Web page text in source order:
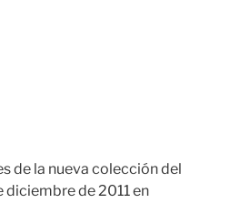
de la nueva colección del
diciembre de 2011 en